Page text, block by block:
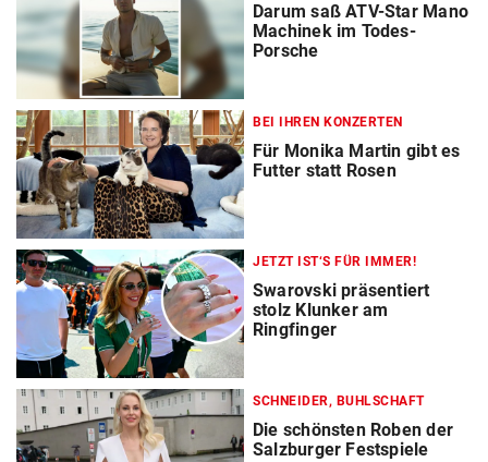
Darum saß ATV-Star Mano
Machinek im Todes-
Porsche
BEI IHREN KONZERTEN
Für Monika Martin gibt es
Futter statt Rosen
JETZT IST‘S FÜR IMMER!
Swarovski präsentiert
stolz Klunker am
Ringfinger
SCHNEIDER, BUHLSCHAFT
Die schönsten Roben der
Salzburger Festspiele